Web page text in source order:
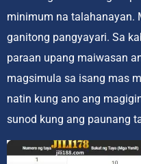
minimum na talahanayan.
ganitong pangyayari. Sa
paraan upang maiwasan
magsimula sa isang mas
natin kung ano ang
sunod kung ang paunang